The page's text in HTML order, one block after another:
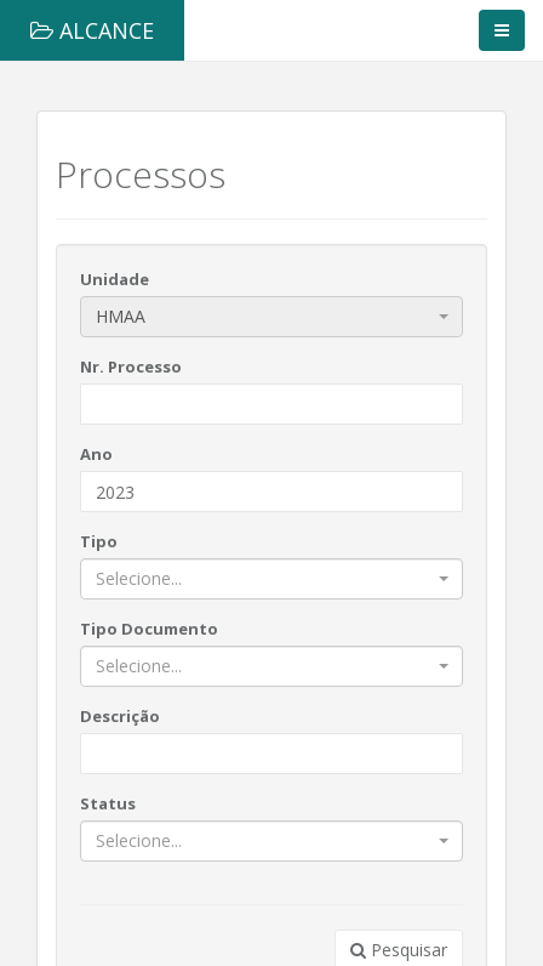
ALCANCE
Processos
Unidade
HMAA
Nr. Processo
Ano
Tipo
Selecione...
Tipo Documento
Selecione...
Descrição
Status
Selecione...
Pesquisar